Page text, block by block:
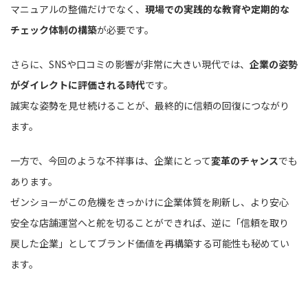
マニュアルの整備だけでなく、 現場での実践的な教育や定期的な
チェック体制の構築が必要です。
さらに、SNSや口コミの影響が非常に大きい現代では、 企業の姿勢
がダイレクトに評価される時代です。
誠実な姿勢を見せ続けることが、最終的に信頼の回復につながり
ます。
一方で、今回のような不祥事は、企業にとって変革のチャンスでも
あります。
ゼンショーがこの危機をきっかけに企業体質を刷新し、より安心
安全な店舗運営へと舵を切ることができれば、逆に「信頼を取り
戻した企業」としてブランド価値を再構築する可能性も秘めてい
ます。